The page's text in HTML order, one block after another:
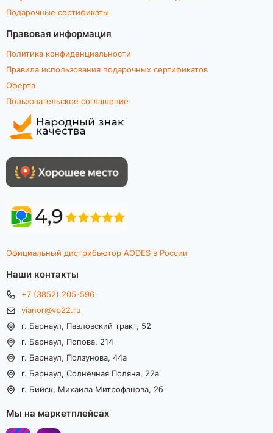
Подарочные сертификаты
Правовая информация
Политика конфиденциальности
Правила использования подарочных сертификатов
Оферта
Пользовательское соглашение
Официальный дистрибьютор AODES в России
Наши контакты
+7 (3852) 205-596
vianor@vb22.ru
г. Барнаул, Павловский тракт, 52
г. Барнаул, Попова, 214
г. Барнаул, Ползунова, 44а
г. Барнаул, Солнечная Поляна, 22а
г. Бийск, Михаила Митрофанова, 2б
Мы на маркетплейсах